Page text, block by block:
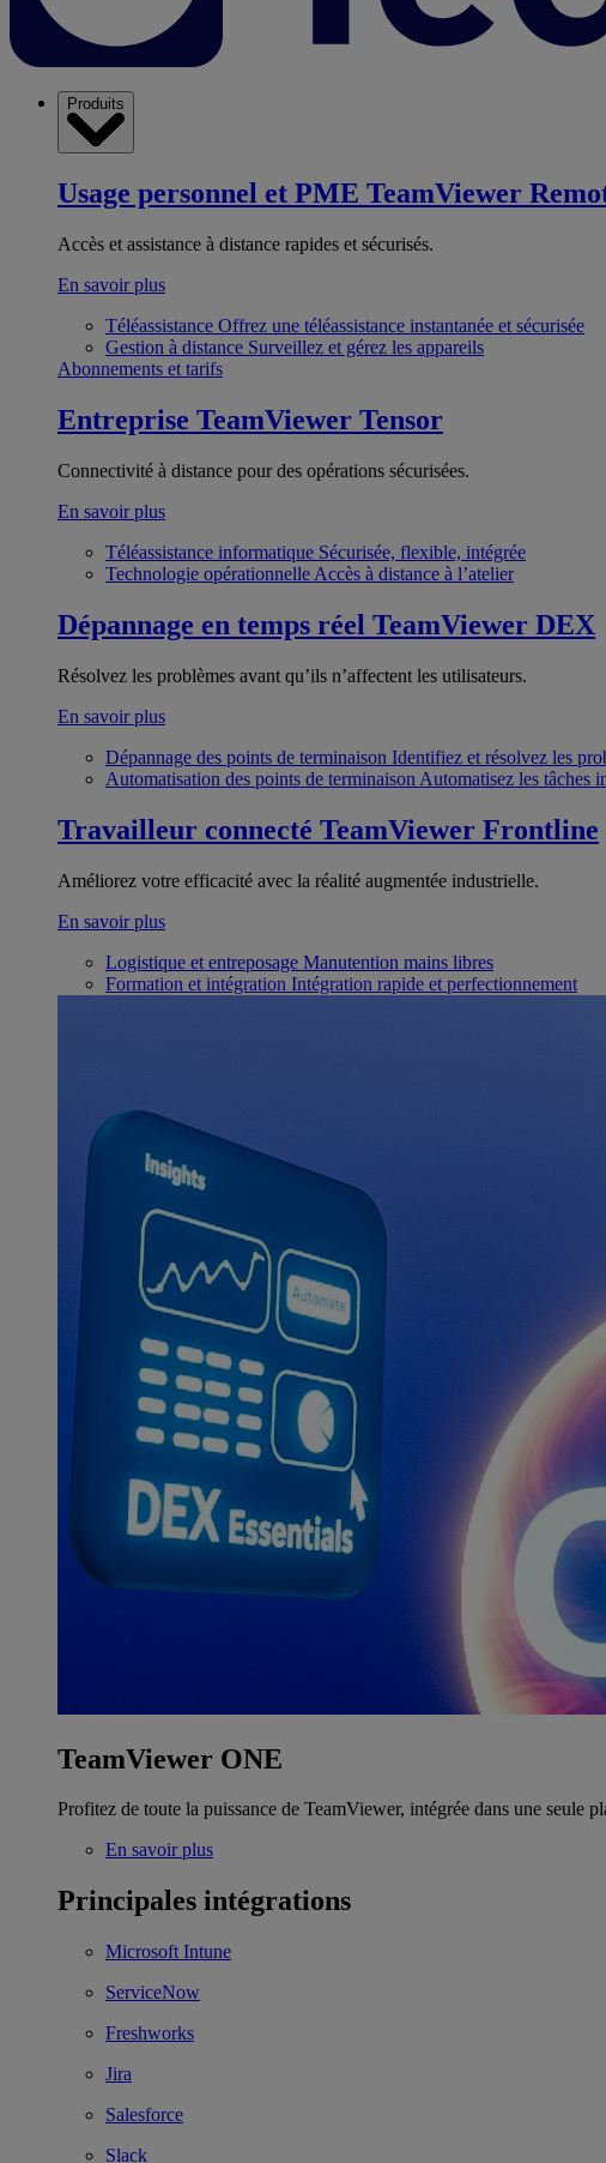
Produits
Usage personnel et PME TeamViewer
Accès et assistance à distance rapides et sécurisés.
En savoir plus
Téléassistance Offrez une téléassistance instantanée et sécurisée
Gestion à distance Surveillez et gérez les appareils
Abonnements et tarifs
Entreprise TeamViewer Tensor
Connectivité à distance pour des opérations sécurisées.
En savoir plus
Téléassistance informatique Sécurisée, flexible, intégrée
Technologie opérationnelle Accès à distance à l’atelier
Dépannage en temps réel TeamViewer DEX
Résolvez les problèmes avant qu’ils n’affectent les utilisateurs.
En savoir plus
Dépannage des points de terminaison Identifiez et résolvez les
Automatisation des points de terminaison Automatisez les tâches
Travailleur connecté TeamViewer Frontline
Améliorez votre efficacité avec la réalité augmentée industrielle.
En savoir plus
Logistique et entreposage Manutention mains libres
Formation et intégration Intégration rapide et perfectionnement
TeamViewer ONE
Profitez de toute la puissance de TeamViewer, intégrée dans une seule
En savoir plus
Principales intégrations
Microsoft Intune
ServiceNow
Freshworks
Jira
Salesforce
Slack